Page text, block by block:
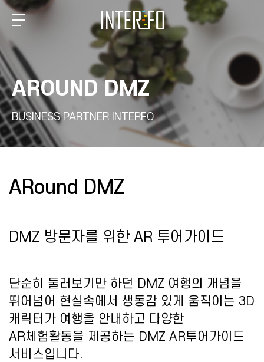
AROUND DMZ
BUSINESS PARTNER INTERFO
ARound DMZ
DMZ 방문자를 위한 AR 투어가이드
단순히 둘러보기만 하던 DMZ 여행의 개념을
뛰어넘어 현실속에서 생동감 있게 움직이는 3D
캐릭터가 여행을 안내하고 다양한
AR체험활동을 제공하는 DMZ AR투어가이드
서비스입니다.